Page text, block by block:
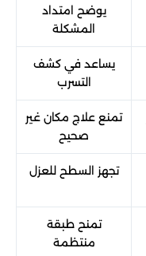
يوضح امتداد
المشكلة
يساعد في كشف
التسرب
تمنع علاج مكان غير
صحيح
تجهز السطح للعزل
تمنح طبقة
منتظمة